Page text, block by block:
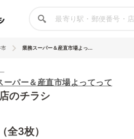
市 業務スーパー＆産直市場よっ...
ーパー＆産直市場よってって
のチラシ
全3枚）